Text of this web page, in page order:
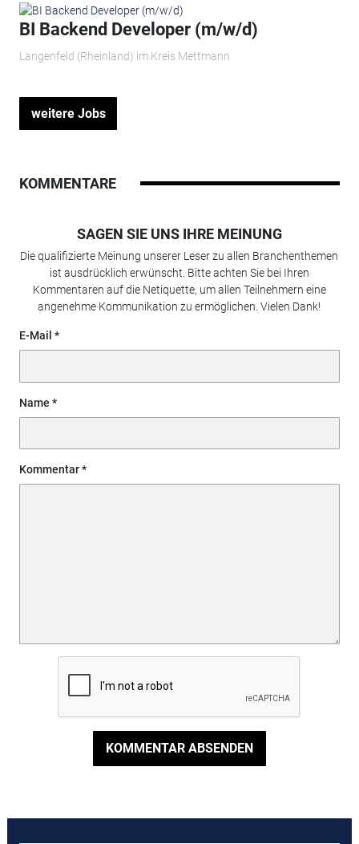
BI Backend Developer (m/w/d)
Langenfeld (Rheinland) im Kreis Mettmann
weitere Jobs
KOMMENTARE
SAGEN SIE UNS IHRE MEINUNG
Die qualifizierte Meinung unserer Leser zu allen Branchenthemen
ist ausdrücklich erwünscht. Bitte achten Sie bei Ihren
Kommentaren auf die Netiquette, um allen Teilnehmern eine
angenehme Kommunikation zu ermöglichen. Vielen Dank!
E-Mail
Name
Kommentar
KOMMENTAR ABSENDEN